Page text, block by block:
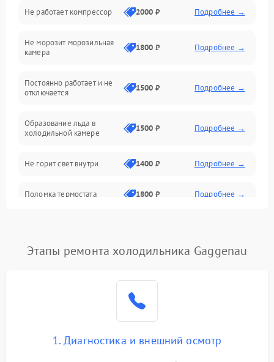
Электропитание
Дренаж
Не работает компрессор 2000 ₽ Подробнее →
Не морозит морозильная
камера
1800 ₽ Подробнее →
Постоянно работает и не
отключается
1500 ₽ Подробнее →
Образование льда в
холодильной камере
1500 ₽ Подробнее →
Не горит свет внутри 1400 ₽ Подробнее →
Поломка термостата 1800 ₽ Подробнее →
Поломка системы No Frost 2600 ₽ Подробнее →
Этапы ремонта холодильника Gaggenau
1. Диагностика и внешний осмотр